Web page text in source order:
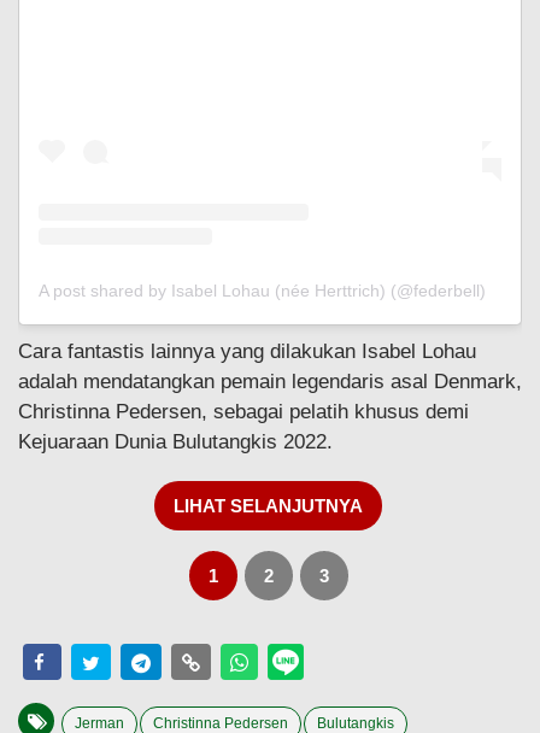
A post shared by Isabel Lohau (née Herttrich) (@federbell)
Cara fantastis lainnya yang dilakukan Isabel Lohau
adalah mendatangkan pemain legendaris asal Denmark,
Christinna Pedersen, sebagai pelatih khusus demi
Kejuaraan Dunia Bulutangkis 2022.
LIHAT SELANJUTNYA
1 2 3
Jerman Christinna Pedersen Bulutangkis